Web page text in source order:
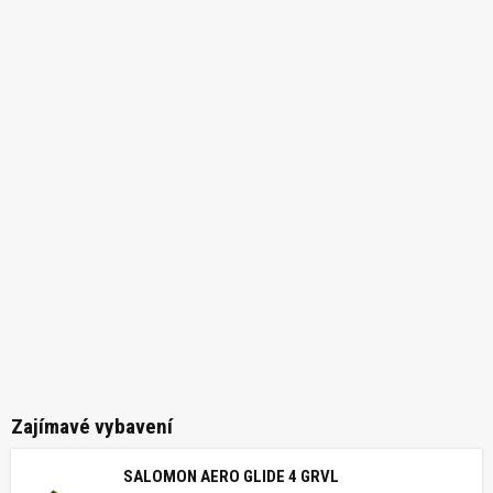
Zajímavé vybavení
SALOMON AERO GLIDE 4 GRVL